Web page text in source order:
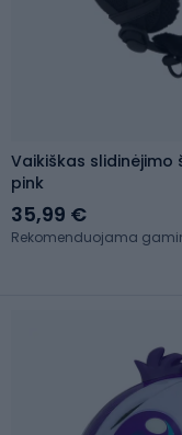
Vaikiškas slidinėjimo
pink
35,99 €
Rekomenduojama